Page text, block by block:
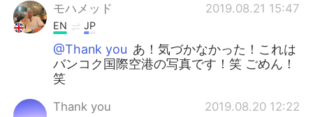
モハメッド
2019.08.21 15:47
EN JP
@Thank you あ！気づかなかった！これは
バンコク国際空港の写真です！笑 ごめん！
笑
Thank you 2019.08.20 12:22